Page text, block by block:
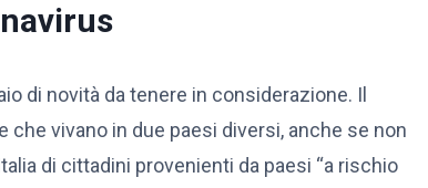
di novità da tenere in considerazione. Il
vivano in due paesi diversi, anche se non
di cittadini provenienti da paesi “a rischio